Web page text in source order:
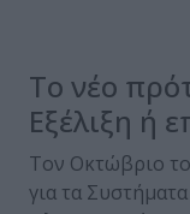
Το νέο
Εξέλιξη ή
Τον Οκτώβριο
για τα